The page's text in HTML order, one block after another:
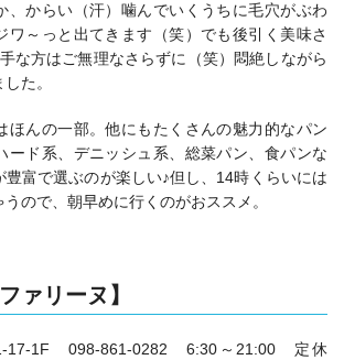
、からい（汗）噛んでいくうちに毛穴がぶわ
ワ～っと出てきます（笑）でも後引く美味さ
な方はご無理なさらずに（笑）悶絶しながら
た。
ほんの一部。他にもたくさんの魅力的なパン
ード系、デニッシュ系、総菜パン、食パンな
豊富で選ぶのが楽しい♪但し、14時くらいには
ので、朝早めに行くのがおススメ。
ァリーヌ】
17‐1F 098-861-0282 6:30～21:00 定休